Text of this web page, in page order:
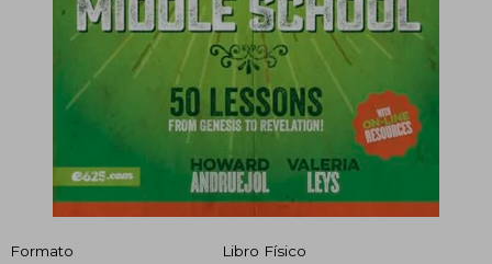
Formato
Libro Físico